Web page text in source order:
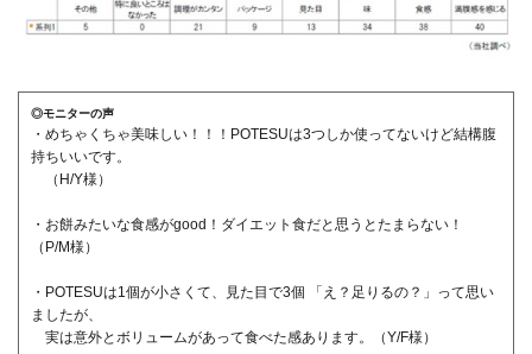
◎モニターの声
・めちゃくちゃ美味しい！！！POTESUは3つしか使ってないけど結構腹
持ちいいです。
（H/Y様）
・お餅みたいな食感がgood！ダイエット食だと思うとたまらない！
（P/M様）
・POTESUは1個が小さくて、見た目で3個 「え？足りるの？」って思い
ましたが、
実は意外とボリュームがあって食べた感あります。（Y/F様）